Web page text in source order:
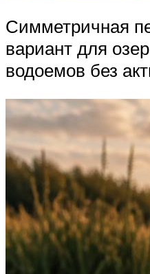
Симметричная
вариант для
водоемов без